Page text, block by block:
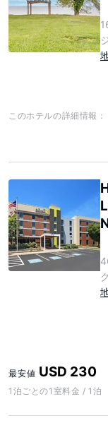
このホテルの詳細情報：
最安値 USD 230
1泊ごとの1室料金 / 1泊